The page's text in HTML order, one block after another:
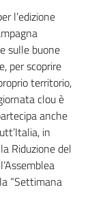
l’edizione
sulle buone
per scoprire
territorio,
clou è
anche
in
Riduzione del
“Settimana